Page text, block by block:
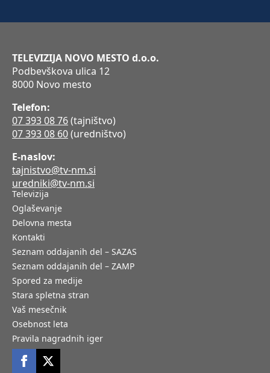
TELEVIZIJA NOVO MESTO d.o.o.
Podbevškova ulica 12
8000 Novo mesto
Telefon:
07 393 08 76(tajništvo)
07 393 08 60(uredništvo)
E-naslov:
tajnistvo@tv-nm.si
uredniki@tv-nm.si
Televizija
Oglaševanje
Delovna mesta
Kontakti
Seznam oddajanih del – SAZAS
Seznam oddajanih del – ZAMP
Spored za medije
Stara spletna stran
Vaš mesečnik
Osebnost leta
Pravila nagradnih iger